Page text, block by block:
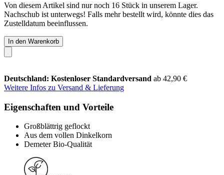
Von diesem Artikel sind nur noch 16 Stück in unserem Lager.
Nachschub ist unterwegs! Falls mehr bestellt wird, könnte dies das
Zustelldatum beeinflussen.
In den Warenkorb
Deutschland: Kostenloser Standardversand ab 42,90 €
Weitere Infos zu Versand & Lieferung
Eigenschaften und Vorteile
Großblättrig geflockt
Aus dem vollen Dinkelkorn
Demeter Bio-Qualität